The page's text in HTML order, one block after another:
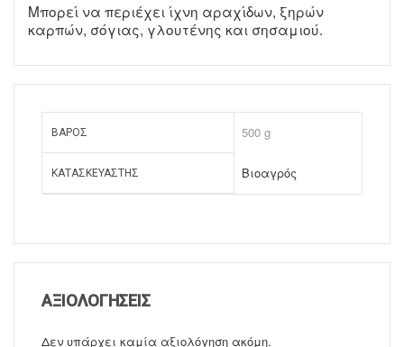
Μπορεί να περιέχει ίχνη αραχίδων, ξηρών
καρπών, σόγιας, γλουτένης και σησαμιού.
ΒΆΡΟΣ 500 g
ΚΑΤΑΣΚΕΥΑΣΤΉΣ Βιοαγρός
ΑΞΙΟΛΟΓΉΣΕΙΣ
Δεν υπάρχει καμία αξιολόγηση ακόμη.